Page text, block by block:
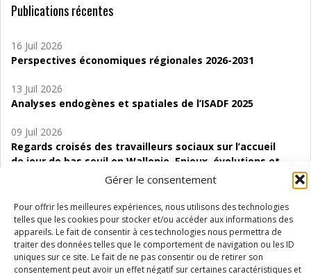
Gérer le consentement
Pour offrir les meilleures expériences, nous utilisons des technologies
telles que les cookies pour stocker et/ou accéder aux informations des
appareils. Le fait de consentir à ces technologies nous permettra de
traiter des données telles que le comportement de navigation ou les ID
uniques sur ce site. Le fait de ne pas consentir ou de retirer son
consentement peut avoir un effet négatif sur certaines caractéristiques et
Publications récentes
16 Juil 2026
Perspectives économiques régionales 2026-2031
13 Juil 2026
Analyses endogènes et spatiales de l’ISADF 2025
09 Juil 2026
Regards croisés des travailleurs sociaux sur l’accueil
de jour de bas seuil en Wallonie. Enjeux, évolutions et
06 Juil 2026
Étude d’évaluabilité des Structures
d’accompagnement à l’autocréation d’emploi (SAACE)
01 Juil 2026